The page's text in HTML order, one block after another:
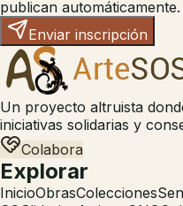
publican automáticamente.
Enviar inscripción
Un proyecto altruista
iniciativas solidarias y
Colabora
Explorar
InicioObrasColecciones